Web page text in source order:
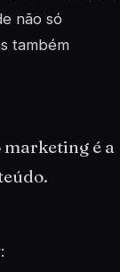
não só
também
marketing é a